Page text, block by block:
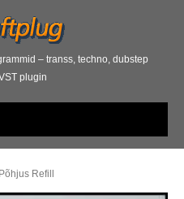
– transs, techno, dubstep
plugin
Refill